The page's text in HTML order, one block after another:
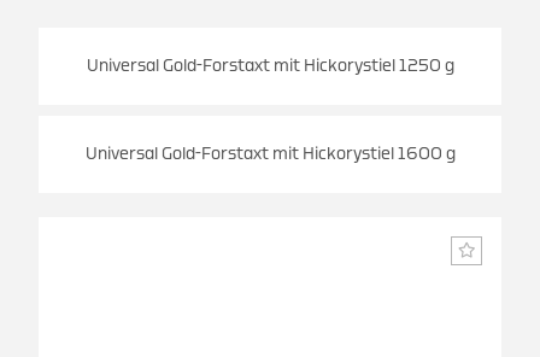
Universal Gold-Forstaxt mit Hickorystiel 1250 g
Universal Gold-Forstaxt mit Hickorystiel 1600 g